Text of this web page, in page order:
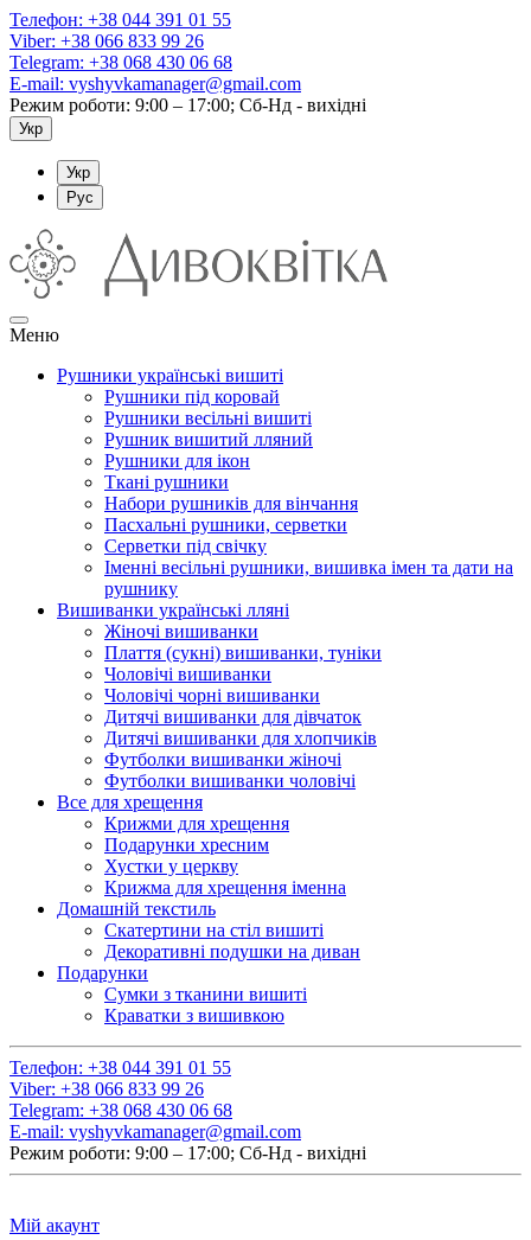
Телефон: +38 044 391 01 55
Viber: +38 066 833 99 26
Telegram: +38 068 430 06 68
E-mail: vyshyvkamanager@gmail.com
Режим роботи: 9:00 – 17:00; Сб-Нд - вихідні
Укр
Укр
Рус
Меню
Рушники українські вишиті
Рушники під коровай
Рушники весільні вишиті
Рушник вишитий лляний
Рушники для ікон
Ткані рушники
Набори рушників для вінчання
Пасхальні рушники, серветки
Серветки під свічку
Іменні весільні рушники, вишивка імен та дати на
рушнику
Вишиванки українські лляні
Жіночі вишиванки
Плаття (сукні) вишиванки, туніки
Чоловічі вишиванки
Чоловічі чорні вишиванки
Дитячі вишиванки для дівчаток
Дитячі вишиванки для хлопчиків
Футболки вишиванки жіночі
Футболки вишиванки чоловічі
Все для хрещення
Крижми для хрещення
Подарунки хресним
Хустки у церкву
Крижма для хрещення іменна
Домашній текстиль
Скатертини на стіл вишиті
Декоративні подушки на диван
Подарунки
Сумки з тканини вишиті
Краватки з вишивкою
Телефон: +38 044 391 01 55
Viber: +38 066 833 99 26
Telegram: +38 068 430 06 68
E-mail: vyshyvkamanager@gmail.com
Режим роботи: 9:00 – 17:00; Сб-Нд - вихідні
Мій акаунт